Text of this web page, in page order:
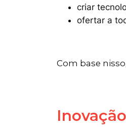
criar
ofertar a
Com base